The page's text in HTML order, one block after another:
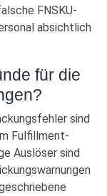
FNSKU-
absichtlich
für die
sind
Fulfillment-
Auslöser sind